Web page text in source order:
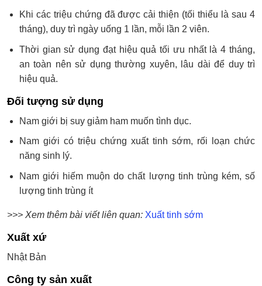
Khi các triệu chứng đã được cải thiện (tối thiểu là sau 4
tháng), duy trì ngày uống 1 lần, mỗi lần 2 viên.
Thời gian sử dụng đạt hiệu quả tối ưu nhất là 4 tháng,
an toàn nên sử dụng thường xuyên, lâu dài để duy trì
hiệu quả.
Đối tượng sử dụng
Nam giới bị suy giảm ham muốn tình dục.
Nam giới có triệu chứng xuất tinh sớm, rối loạn chức
năng sinh lý.
Nam giới hiếm muộn do chất lượng tinh trùng kém, số
lượng tinh trùng ít
>>> Xem thêm bài viết liên quan: Xuất tinh sớm
Xuất xứ
Nhật Bản
Công ty sản xuất